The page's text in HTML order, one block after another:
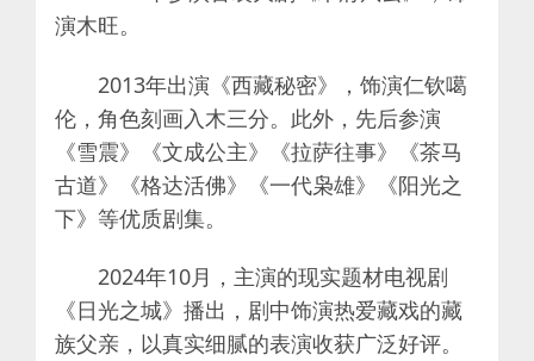
演木旺。
2013年出演《西藏秘密》，饰演仁钦噶
伦，角色刻画入木三分。此外，先后参演
《雪震》《文成公主》《拉萨往事》《茶马
古道》《格达活佛》《一代枭雄》《阳光之
下》等优质剧集。
2024年10月，主演的现实题材电视剧
《日光之城》播出，剧中饰演热爱藏戏的藏
族父亲，以真实细腻的表演收获广泛好评。